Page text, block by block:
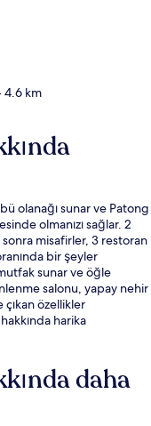
4.6 km
olanağı sunar ve Patong
olmanızı sağlar. 2
sonra misafirler, 3 restoran
bir şeyler
sunar ve öğle
salonu, yapay nehir
özellikler
harika
daha